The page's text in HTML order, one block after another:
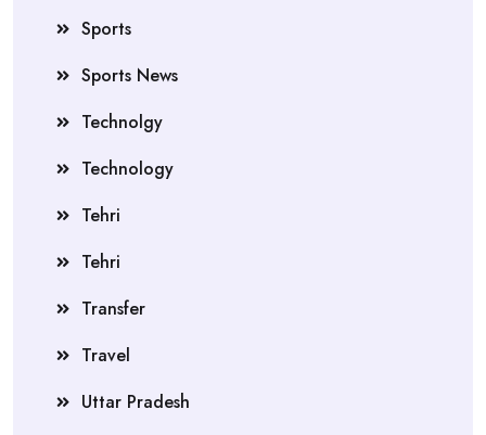
Sports
Sports News
Technolgy
Technology
Tehri
Tehri
Transfer
Travel
Uttar Pradesh